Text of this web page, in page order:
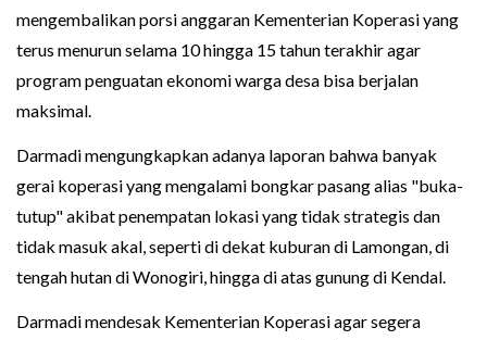
mengembalikan porsi anggaran Kementerian Koperasi yang
terus menurun selama 10 hingga 15 tahun terakhir agar
program penguatan ekonomi warga desa bisa berjalan
maksimal.
Darmadi mengungkapkan adanya laporan bahwa banyak
gerai koperasi yang mengalami bongkar pasang alias "buka-
tutup" akibat penempatan lokasi yang tidak strategis dan
tidak masuk akal, seperti di dekat kuburan di Lamongan, di
tengah hutan di Wonogiri, hingga di atas gunung di Kendal.
Darmadi mendesak Kementerian Koperasi agar segera